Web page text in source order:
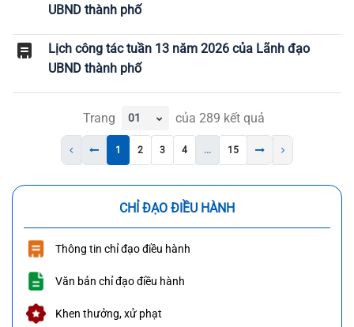
UBND thành phố
Lịch công tác tuần 13 năm 2026 của Lãnh đạo
UBND thành phố
Trang của 289 kết quả
1 2 3 4 ... 15
CHỈ ĐẠO ĐIỀU HÀNH
Thông tin chỉ đạo điều hành
Văn bản chỉ đạo điều hành
Khen thưởng, xử phạt